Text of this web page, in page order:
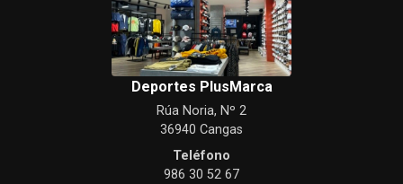
Deportes PlusMarca
Rúa Noria, Nº 2
36940 Cangas
Teléfono
986 30 52 67